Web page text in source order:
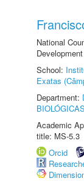
National
School:
Exatas
Department:
BIOLÓGICAS
Academic
title: MS-5.3
Orcid